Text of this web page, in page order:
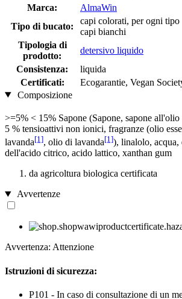
Marca:
AlmaWin
Tipo di bucato:
capi colorati, per ogni
capi bianchi
Tipologia di
prodotto:
detersivo liquido
Consistenza:
liquida
Certificati:
Ecogarantie, Vegan
Composizione
>=5% < 15% Sapone (Sapone, sapone all'olio
5 % tensioattivi non ionici, fragranze (olio
lavanda[1], olio di lavanda[1]), linalolo, acqua,
dell'acido citrico, acido lattico, xanthan gum
da agricoltura biologica certificata
Avvertenze
Avvertenza: Attenzione
Istruzioni di sicurezza:
P101 - In caso di consultazione di un